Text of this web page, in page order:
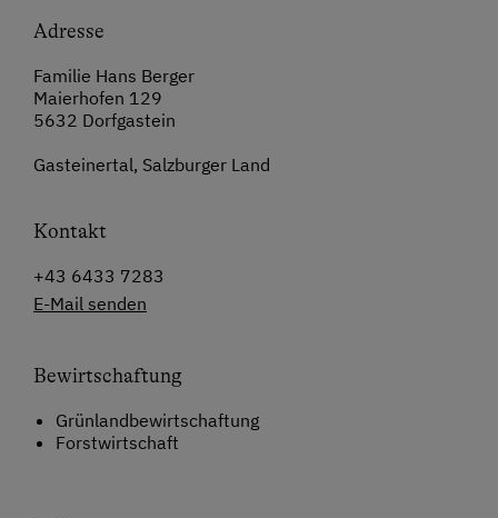
Adresse
Familie Hans Berger
Maierhofen 129
5632 Dorfgastein
Gasteinertal, Salzburger Land
Kontakt
+43 6433 7283
E-Mail senden
Bewirtschaftung
Grünlandbewirtschaftung
Forstwirtschaft